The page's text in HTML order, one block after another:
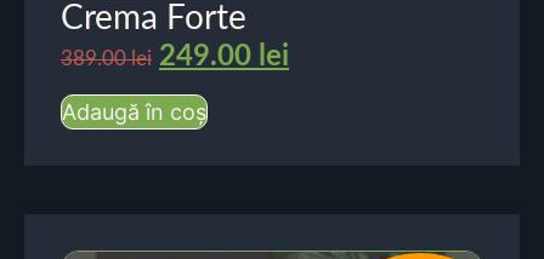
Crema Forte
389.00lei 249.00 lei
Adaugă în coș